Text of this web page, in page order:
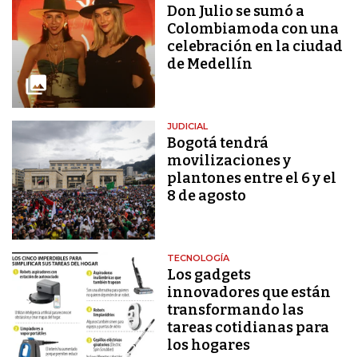
Don Julio se sumó a
Colombiamoda con una
celebración en la ciudad
de Medellín
JUDICIAL
Bogotá tendrá
movilizaciones y
plantones entre el 6 y el
8 de agosto
TECNOLOGÍA
Los gadgets
innovadores que están
transformando las
tareas cotidianas para
los hogares